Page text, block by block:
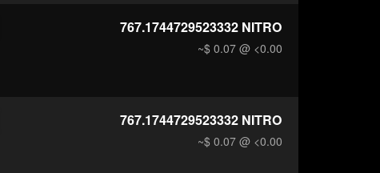
767.1744729523332 NITRO
~$ 0.07 @ <0.00
767.1744729523332 NITRO
~$ 0.07 @ <0.00